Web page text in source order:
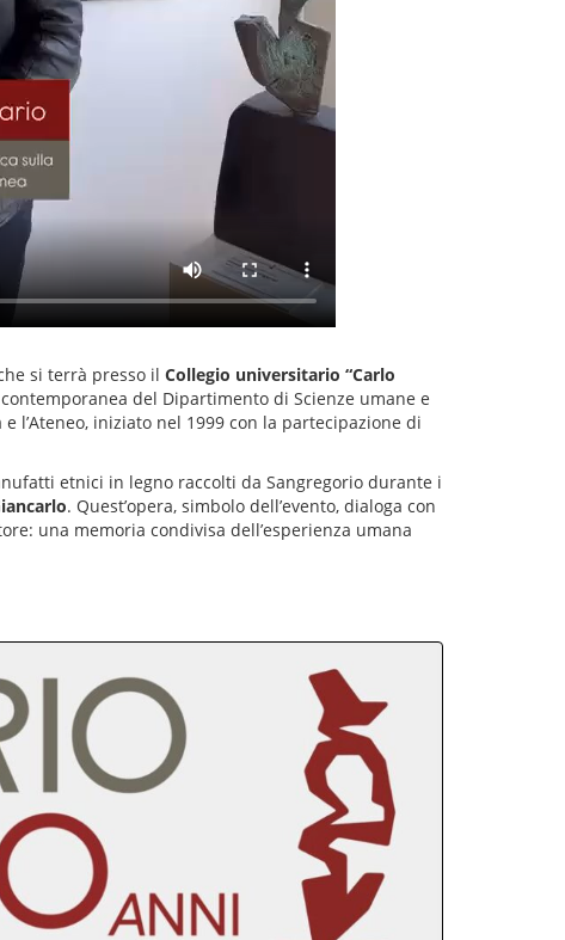
si terrà presso il Collegio universitario “Carlo
del Dipartimento di Scienze umane e
l’Ateneo, iniziato nel 1999 con la partecipazione di
etnici in legno raccolti da Sangregorio durante i
. Quest’opera, simbolo dell’evento, dialoga con
una memoria condivisa dell’esperienza umana